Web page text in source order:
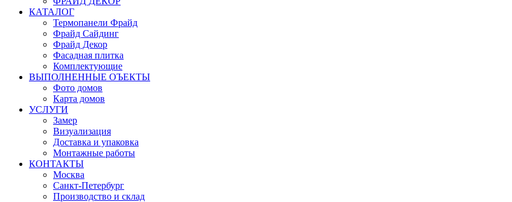
КАТАЛОГ
Термопанели Фрайд
Фрайд Сайдинг
Фрайд Декор
Фасадная плитка
Комплектующие
ВЫПОЛНЕННЫЕ ОЪЕКТЫ
Фото домов
Карта домов
УСЛУГИ
Замер
Визуализация
Доставка и упаковка
Монтажные работы
КОНТАКТЫ
Москва
Санкт-Петербург
Производство и склад